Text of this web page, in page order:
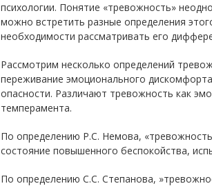
психологии. Понятие «тревожность»
можно встретить разные определения
необходимости рассматривать его
Рассмотрим несколько определений
переживание эмоционального
опасности. Различают тревожность как
темперамента.
По определению Р.С. Немова,
состояние повышенного беспокойства,
По определению С.С. Степанова,